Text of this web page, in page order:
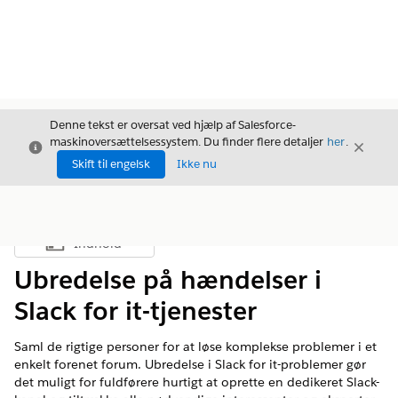
Luk
Denne tekst er oversat ved hjælp af Salesforce-
maskinoversættelsessystem. Du finder flere detaljer her.
Skift til engelsk
Ikke nu
Luk
Vis indholdsfortegnelse
Indhold
Ubredelse på hændelser i
Slack for it-tjenester
Saml de rigtige personer for at løse komplekse problemer i et
enkelt forenet forum. Ubredelse i Slack for it-problemer gør
det muligt for fuldførere hurtigt at oprette en dedikeret Slack-